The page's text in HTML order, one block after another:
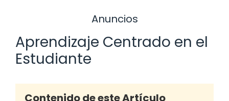
Anuncios
Aprendizaje Centrado en el
Estudiante
Contenido de este Artículo